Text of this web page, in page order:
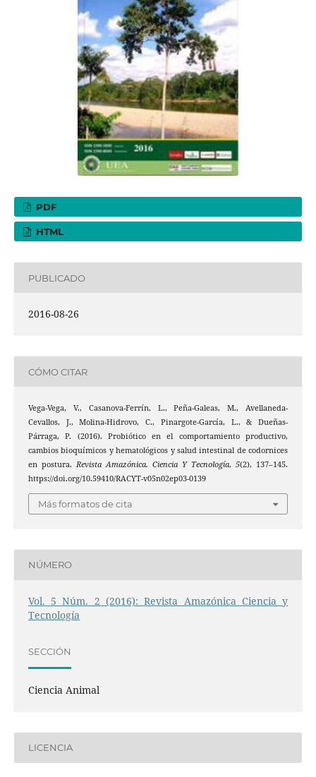
PDF
HTML
PUBLICADO
2016-08-26
CÓMO CITAR
Vega-Vega, V., Casanova-Ferrín, L., Peña-Galeas, M., Avellaneda-
Cevallos, J., Molina-Hidrovo, C., Pinargote-García, L., & Dueñas-
Párraga, P. (2016). Probiótico en el comportamiento productivo,
cambios bioquímicos y hematológicos y salud intestinal de codornices
en postura. Revista Amazónica. Ciencia Y Tecnología,5(2), 137–145.
https://doi.org/10.59410/RACYT-v05n02ep03-0139
Más formatos de cita
NÚMERO
Vol. 5 Núm. 2 (2016): Revista Amazónica Ciencia y
Tecnología
SECCIÓN
Ciencia Animal
LICENCIA